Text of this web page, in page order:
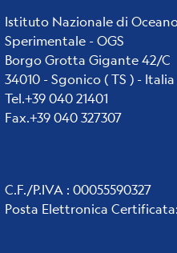
Istituto Nazionale di
Sperimentale - OGS
Borgo Grotta Gigante 42/C
34010 - Sgonico ( TS ) - Italia
Tel.+39 040 21401
Fax.+39 040 327307
C.F./P.IVA : 00055590327
Posta Elettronica Certificata: